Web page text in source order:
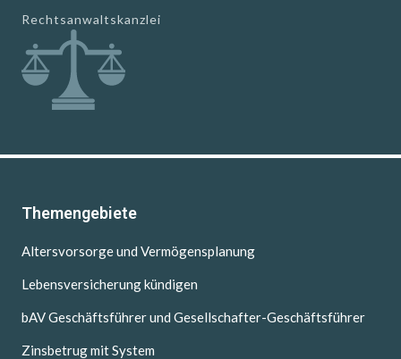
Rechtsanwaltskanzlei
Themengebiete
Altersvorsorge und Vermögensplanung
Lebensversicherung kündigen
bAV Geschäftsführer und Gesellschafter-Geschäftsführer
Zinsbetrug mit System